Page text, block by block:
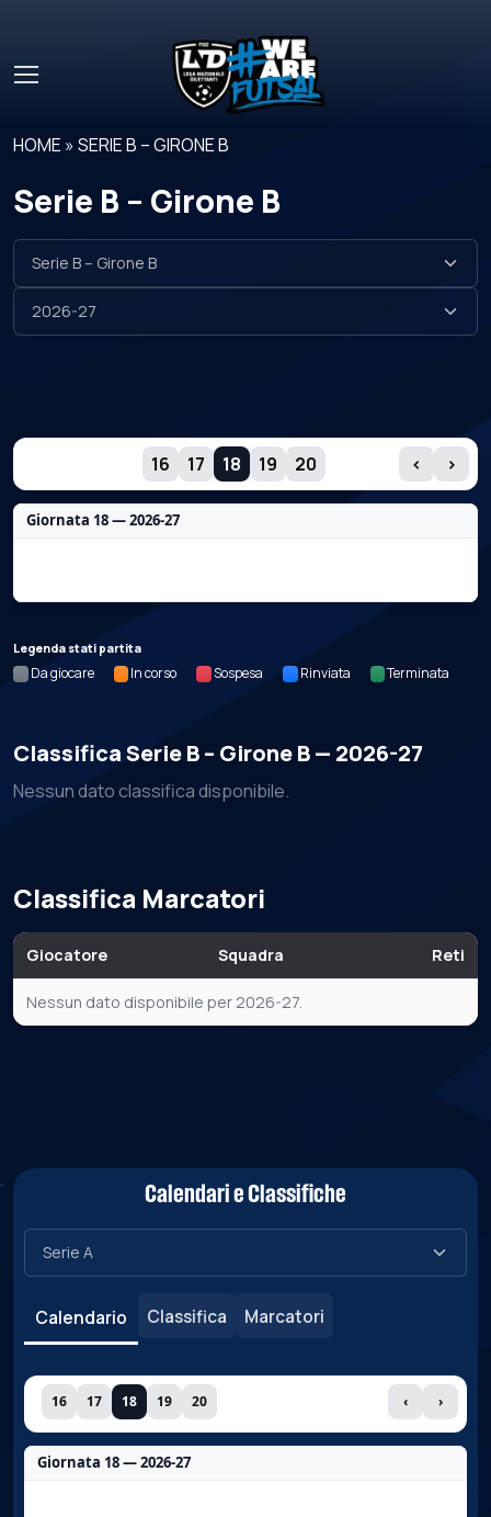
HOME »SERIE B – GIRONE B
Serie B – Girone B
16 17 18 19 20 ‹ ›
Giornata 18 — 2026-27
Legenda stati partita
Da giocare In corso Sospesa Rinviata Terminata
Classifica Serie B – Girone B — 2026-27
Nessun dato classifica disponibile.
Classifica Marcatori
Giocatore Squadra Reti
Nessun dato disponibile per 2026-27.
Calendari e Classifiche
Calendario Classifica Marcatori
16 17 18 19 20 ‹ ›
Giornata 18 — 2026-27